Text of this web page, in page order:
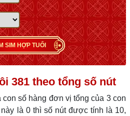
SIM HỢP TUỔI
381 theo tổng số nút
con số hàng đơn vị tổng của 3 con
là 0 thì số nút được tính là 10,